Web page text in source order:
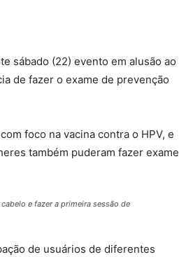
sábado (22) evento em alusão ao
de fazer o exame de prevenção
foco na vacina contra o HPV, e
também puderam fazer exame
e fazer a primeira sessão de
de usuários de diferentes